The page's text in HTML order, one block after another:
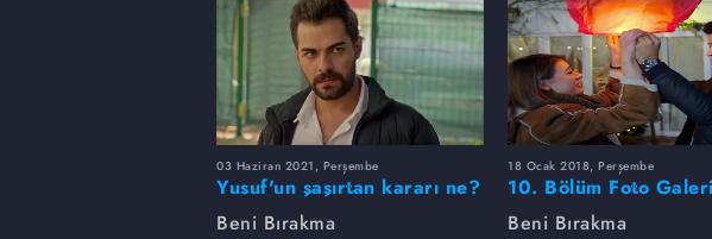
03 Haziran 2021, Perşembe
Yusuf'un şaşırtan kararı ne?
Beni Bırakma
18 Ocak 2018, Perşembe
10. Bölüm Foto Galeri
Beni Bırakma